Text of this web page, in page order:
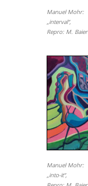
Manuel Mohr:
„interval“,
Repro: M. Baier
Manuel Mohr:
„into-it“,